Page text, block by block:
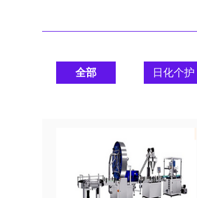
全部 日化个护